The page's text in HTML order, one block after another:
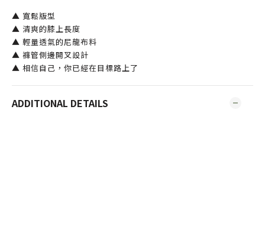
▲ 寬鬆版型
▲ 清爽的膝上長度
▲ 輕量透氣的尼龍布料
▲ 褲管側邊開叉設計
▲ 相信自己，你已經在目標路上了
ADDITIONAL DETAILS